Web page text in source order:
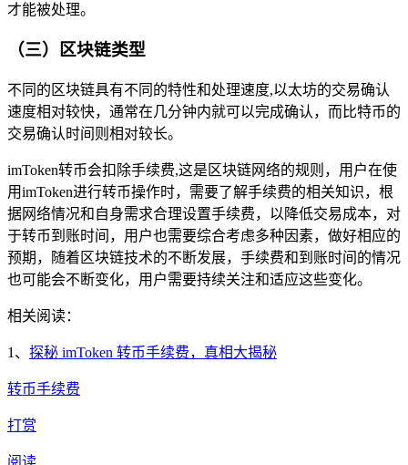
才能被处理。
（三）区块链类型
不同的区块链具有不同的特性和处理速度,以太坊的交易确认
速度相对较快，通常在几分钟内就可以完成确认，而比特币的
交易确认时间则相对较长。
imToken转币会扣除手续费,这是区块链网络的规则，用户在使
用imToken进行转币操作时，需要了解手续费的相关知识，根
据网络情况和自身需求合理设置手续费，以降低交易成本，对
于转币到账时间，用户也需要综合考虑多种因素，做好相应的
预期，随着区块链技术的不断发展，手续费和到账时间的情况
也可能会不断变化，用户需要持续关注和适应这些变化。
相关阅读：
1、 探秘 imToken 转币手续费，真相大揭秘
转币手续费
打赏
阅读